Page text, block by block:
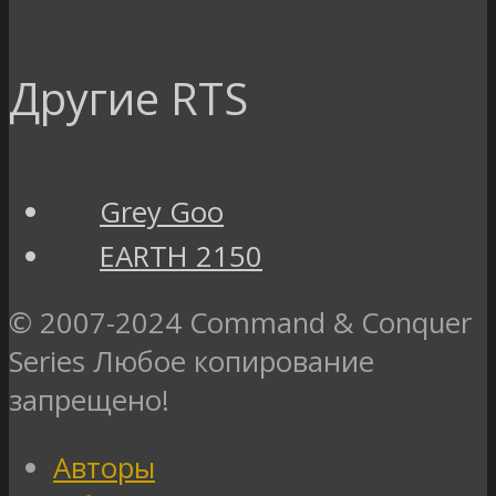
Другие RTS
Grey Goo
EARTH 2150
© 2007-2024 Command & Conquer
Series Любое копирование
запрещено!
Авторы